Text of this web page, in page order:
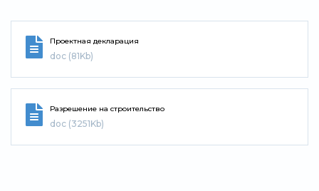
Проектная декларация
doc (81Kb)
Разрешение на строительство
doc (3251Kb)